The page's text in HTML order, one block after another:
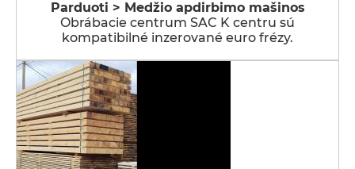
Parduoti > Medžio apdirbimo mašinos
Obrábacie centrum SAC K centru sú
kompatibilné inzerované euro frézy.